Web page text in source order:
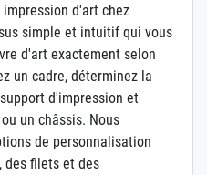
d'art chez
simple et intuitif qui vous
d'art exactement selon
un cadre, déterminez la
d'impression et
un châssis. Nous
de personnalisation
des filets et des